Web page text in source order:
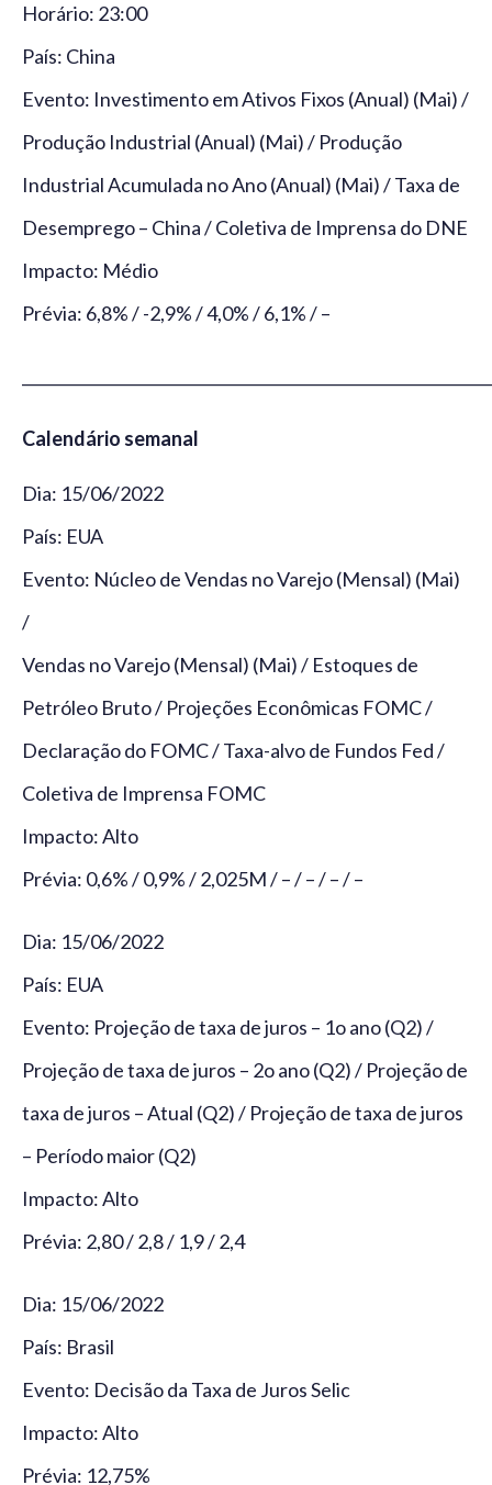
Horário: 23:00
País: China
Evento: Investimento em Ativos Fixos (Anual) (Mai) /
Produção Industrial (Anual) (Mai) / Produção
Industrial Acumulada no Ano (Anual) (Mai) / Taxa de
Desemprego – China / Coletiva de Imprensa do DNE
Impacto: Médio
Prévia: 6,8% / -2,9% / 4,0% / 6,1% / –
Calendário semanal
Dia: 15/06/2022
País: EUA
Evento: Núcleo de Vendas no Varejo (Mensal) (Mai)
/
Vendas no Varejo (Mensal) (Mai) / Estoques de
Petróleo Bruto / Projeções Econômicas FOMC /
Declaração do FOMC / Taxa-alvo de Fundos Fed /
Coletiva de Imprensa FOMC
Impacto: Alto
Prévia: 0,6% / 0,9% / 2,025M / – / – / – / –
Dia: 15/06/2022
País: EUA
Evento: Projeção de taxa de juros – 1o ano (Q2) /
Projeção de taxa de juros – 2o ano (Q2) / Projeção de
taxa de juros – Atual (Q2) / Projeção de taxa de juros
– Período maior (Q2)
Impacto: Alto
Prévia: 2,80 / 2,8 / 1,9 / 2,4
Dia: 15/06/2022
País: Brasil
Evento: Decisão da Taxa de Juros Selic
Impacto: Alto
Prévia: 12,75%